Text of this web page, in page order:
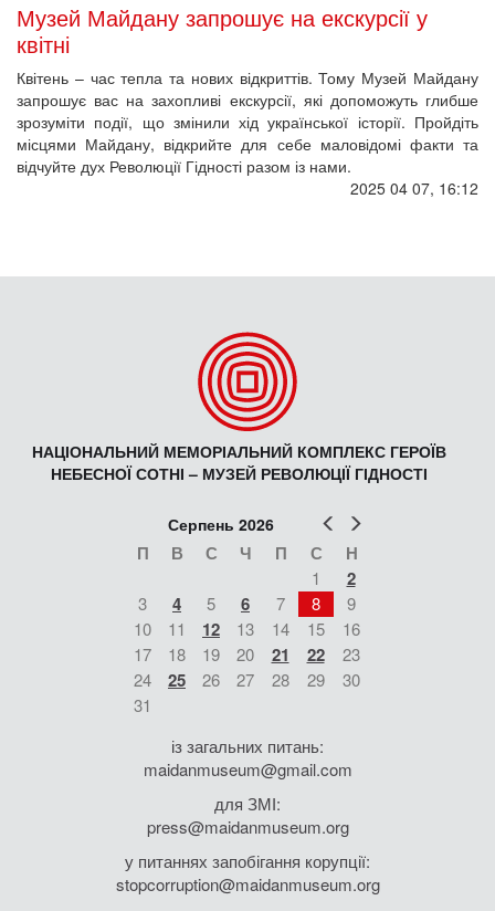
Музей Майдану запрошує на екскурсії у
квітні
Квітень – час тепла та нових відкриттів. Тому Музей Майдану
запрошує вас на захопливі екскурсії, які допоможуть глибше
зрозуміти події, що змінили хід української історії. Пройдіть
місцями Майдану, відкрийте для себе маловідомі факти та
відчуйте дух Революції Гідності разом із нами.
2025 04 07, 16:12
НАЦІОНАЛЬНИЙ МЕМОРІАЛЬНИЙ КОМПЛЕКС ГЕРОЇВ
НЕБЕСНОЇ СОТНІ – МУЗЕЙ РЕВОЛЮЦІЇ ГІДНОСТІ
Попер
Серпень 2026
П В С Ч П С Н
1 2
3 4 5 6 7 8
9
10
11 12 13 14 15
16
17
18 19 20 21 22
23
24
25 26 27 28 29
30
31
із загальних питань:
maidanmuseum@gmail.com
для ЗМІ:
press@maidanmuseum.org
у питаннях запобігання корупції:
stopcorruption@maidanmuseum.org